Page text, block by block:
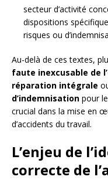
secteur d’activité
dispositions
risques ou
Au-delà de ces textes,
faute inexcusable de
réparation intégrale
d’indemnisation pour
crucial dans la mise en
d’accidents du travail.
L’enjeu de
correcte de